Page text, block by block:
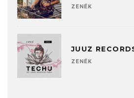
ZENÉK
JUUZ
ZENÉK